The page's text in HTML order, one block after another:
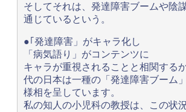
そしてそれは、発達障害ブームや陰
通じているという。
●｢発達障害」がキャラ化し
「病気語り」がコンテンツに
キャラが重視されることと相関する
代の日本は一種の「発達障害ブーム
様相を呈しています。
私の知人の小児科の教授は、この状